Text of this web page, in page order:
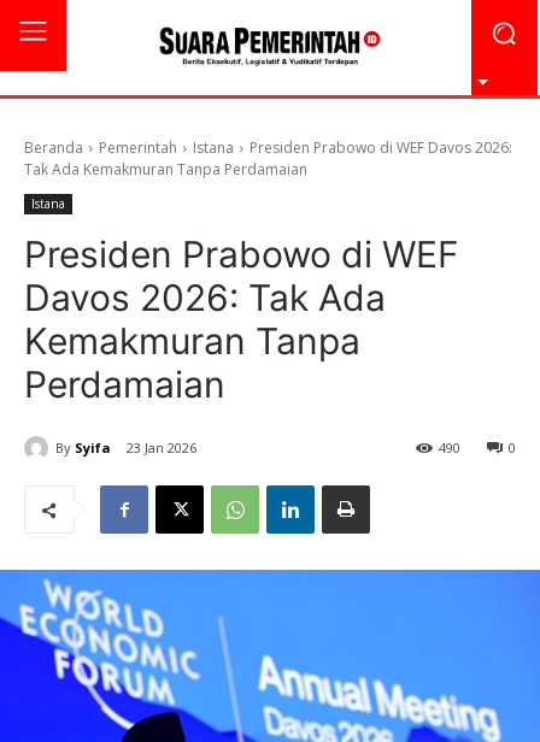
Beranda Pemerintah Istana
Presiden Prabowo di WEF Davos 2026:
Tak Ada Kemakmuran Tanpa Perdamaian
Istana
Presiden Prabowo di WEF
Davos 2026: Tak Ada
Kemakmuran Tanpa
Perdamaian
By Syifa 23 Jan 2026 0
490